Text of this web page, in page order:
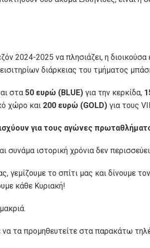
2024-2025 να πλησιάζει, η
διάρκειας του τμήματος
στα 50 ευρώ (BLUE) για την κερκίδα,
χώρο και 200 ευρώ (GOLD) για τους
για τους αγώνες
συνάμα ιστορική χρόνια δεν
γεμίζουμε το σπίτι μας και δίνουμε
κάθε Κυριακή!
να τα προμηθευτείτε στα παρακάτω